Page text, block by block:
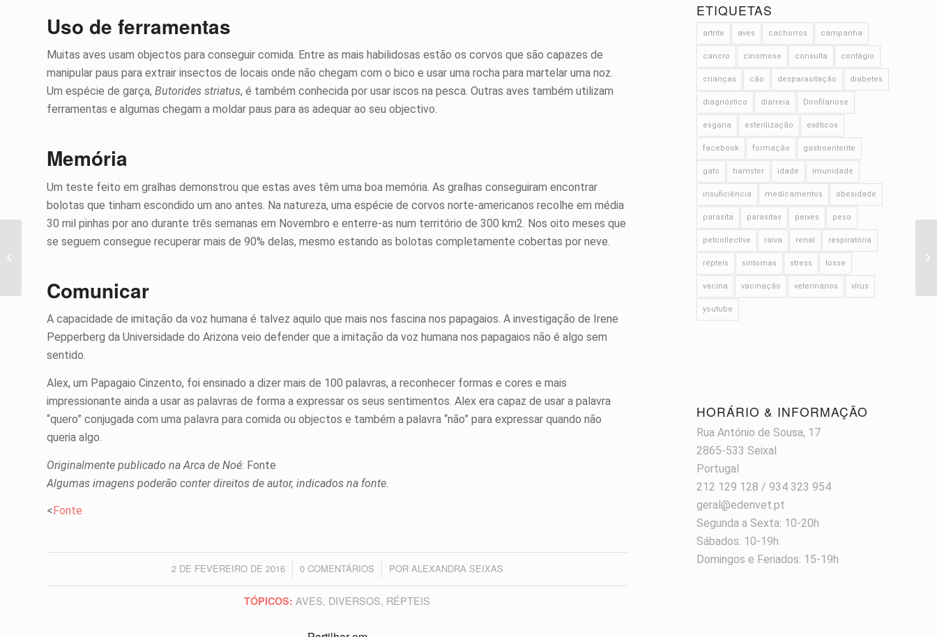
Uso de ferramentas
Muitas aves usam objectos para conseguir comida. Entre as mais habilidosas estão os corvos que são capazes de
manipular paus para extrair insectos de locais onde não chegam com o bico e usar uma rocha para martelar uma noz.
Um espécie de garça, Butorides striatus, é também conhecida por usar iscos na pesca. Outras aves também utilizam
ferramentas e algumas chegam a moldar paus para as adequar ao seu objectivo.
Memória
Um teste feito em gralhas demonstrou que estas aves têm uma boa memória. As gralhas conseguiram encontrar
bolotas que tinham escondido um ano antes. Na natureza, uma espécie de corvos norte-americanos recolhe em média
30 mil pinhas por ano durante três semanas em Novembro e enterre-as num território de 300 km2. Nos oito meses que
se seguem consegue recuperar mais de 90% delas, mesmo estando as bolotas completamente cobertas por neve.
Comunicar
A capacidade de imitação da voz humana é talvez aquilo que mais nos fascina nos papagaios. A investigação de Irene
Pepperberg da Universidade do Arizona veio defender que a imitação da voz humana nos papagaios não é algo sem
sentido.
Alex, um Papagaio Cinzento, foi ensinado a dizer mais de 100 palavras, a reconhecer formas e cores e mais
impressionante ainda a usar as palavras de forma a expressar os seus sentimentos. Alex era capaz de usar a palavra
“quero” conjugada com uma palavra para comida ou objectos e também a palavra “não” para expressar quando não
queria algo.
Originalmente publicado na Arca de Noé: Fonte
Algumas imagens poderão conter direitos de autor, indicados na fonte.
<Fonte
2 DE FEVEREIRO DE 2016
/ 0 COMENTÁRIOS
/ POR ALEXANDRA SEIXAS
TÓPICOS: AVES, DIVERSOS, RÉPTEIS
ETIQUETAS
artrite aves cachorros campanha
cancro cinomose consulta contágio
crianças cão desparasitação diabetes
diagnóstico diarreia Dirofilariose
esgana esterilização exóticos
facebook formação gastroenterite
gato hamster idade imunidade
insuficiência medicamentos obesidade
parasita parasitas peixes peso
petcollective raiva renal respiratória
répteis sintomas stress tosse
vacina vacinação veterinários vírus
youtube
HORÁRIO & INFORMAÇÃO
Rua António de Sousa, 17
2865-533 Seixal
Portugal
212 129 128 / 934 323 954
geral@edenvet.pt
Segunda a Sexta: 10-20h
Sábados: 10-19h
Domingos e Feriados: 15-19h
Como escolher a sua